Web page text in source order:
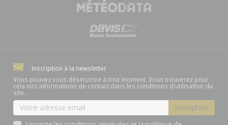
Inscription à la newsletter
Vous pouvez vous désinscrire à tout moment. Vous trouverez pour
cela nos informations de contact dans les conditions d'utilisation du
site.